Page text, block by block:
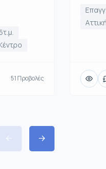
51 Προβολές